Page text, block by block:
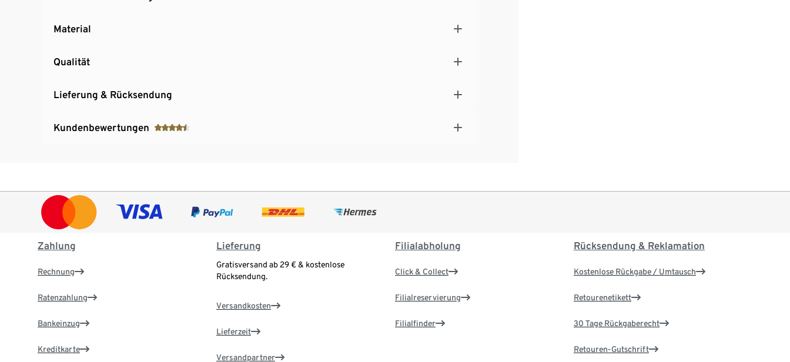
Material
Qualität
Lieferung & Rücksendung
Kundenbewertungen
Zahlung
Rechnung
Ratenzahlung
Bankeinzug
Kreditkarte
Lieferung
Gratisversand ab 29 € & kostenlose
Rücksendung.
Versandkosten
Lieferzeit
Versandpartner
Filialabholung
Click & Collect
Filialreservierung
Filialfinder
Rücksendung & Reklamation
Kostenlose Rückgabe / Umtausch
Retourenetikett
30 Tage Rückgaberecht
Retouren-Gutschrift